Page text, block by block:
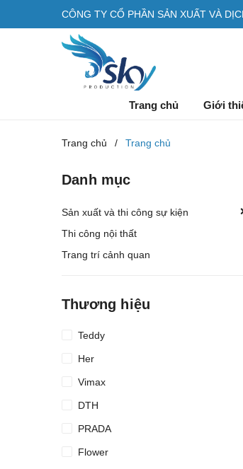
CÔNG TY CỔ PHẦN SẢN XUẤT VÀ
Trang chủ Giới
Trang chủ / Trang chủ
Danh mục
Sản xuất và thi công sự kiện
Thi công nội thất
Trang trí cảnh quan
Thương hiệu
Teddy
Her
Vimax
DTH
PRADA
Flower